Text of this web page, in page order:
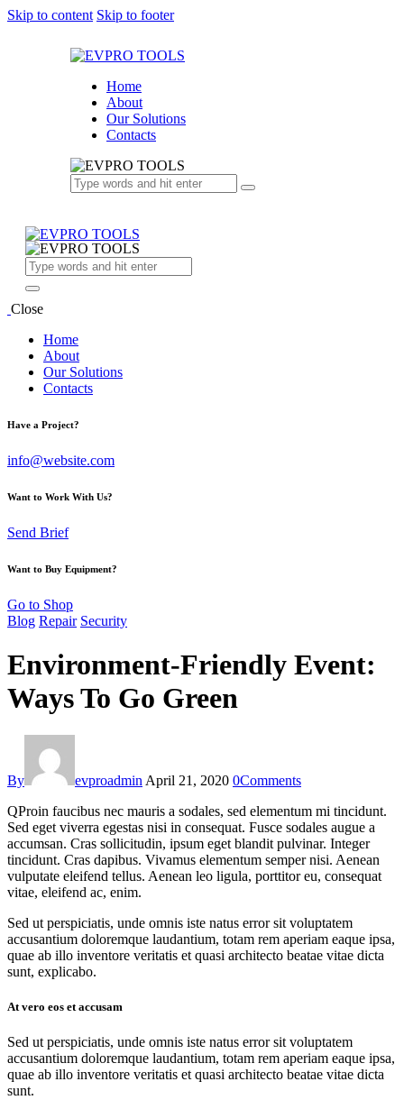
Skip to content Skip to footer
Home
About
Our Solutions
Contacts
Close
Home
About
Our Solutions
Contacts
Have a Project?
info@website.com
Want to Work With Us?
Send Brief
Want to Buy Equipment?
Go to Shop
Blog Repair Security
Environment-Friendly Event:
Ways To Go Green
By evproadmin April 21, 2020 0Comments
QProin faucibus nec mauris a sodales, sed elementum mi tincidunt.
Sed eget viverra egestas nisi in consequat. Fusce sodales augue a
accumsan. Cras sollicitudin, ipsum eget blandit pulvinar. Integer
tincidunt. Cras dapibus. Vivamus elementum semper nisi. Aenean
vulputate eleifend tellus. Aenean leo ligula, porttitor eu, consequat
vitae, eleifend ac, enim.
Sed ut perspiciatis, unde omnis iste natus error sit voluptatem
accusantium doloremque laudantium, totam rem aperiam eaque ipsa,
quae ab illo inventore veritatis et quasi architecto beatae vitae dicta
sunt, explicabo.
At vero eos et accusam
Sed ut perspiciatis, unde omnis iste natus error sit voluptatem
accusantium doloremque laudantium, totam rem aperiam eaque ipsa,
quae ab illo inventore veritatis et quasi architecto beatae vitae dicta
sunt.